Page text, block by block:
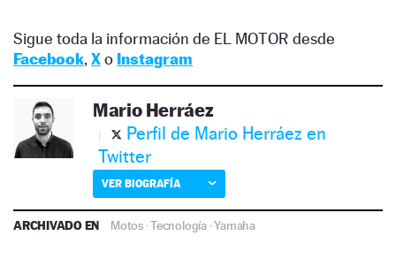
Sigue toda la información de EL MOTOR desde
Facebook, Xo Instagram
Mario Herráez
Perfil de Mario Herráez en
Twitter
VER BIOGRAFÍA
ARCHIVADO EN Motos·Tecnología·Yamaha